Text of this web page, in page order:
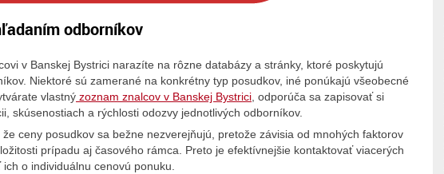
odborníkov
v Banskej Bystrici narazíte na rôzne databázy a stránky, ktoré poskytujú
Niektoré sú zamerané na konkrétny typ posudkov, iné ponúkajú všeobecné
vlastný zoznam znalcov v Banskej Bystrici , odporúča sa zapisovať si
skúsenostiach a rýchlosti odozvy jednotlivých odborníkov.
ceny posudkov sa bežne nezverejňujú, pretože závisia od mnohých faktorov
prípadu aj časového rámca. Preto je efektívnejšie kontaktovať viacerých
o individuálnu cenovú ponuku.